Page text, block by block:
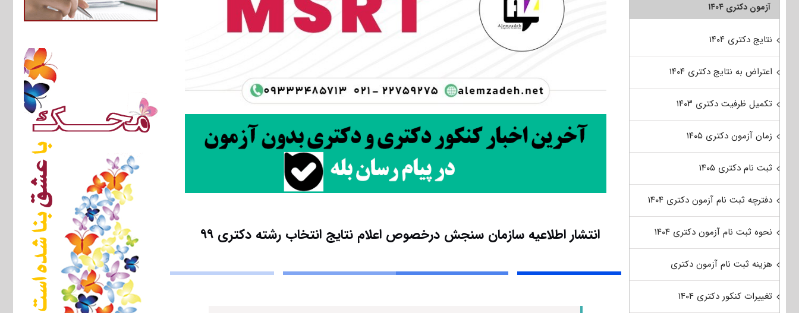
انتشار اطلاعیه سازمان سنجش درخصوص اعلام نتایج انتخاب رشته دکتری ۹۹
آزمون دکتری ۱۴۰۴
نتایج دکتری ۱۴۰۴
اعتراض به نتایج دکتری ۱۴۰۴
تکمیل ظرفیت دکتری ۱۴۰۳
زمان آزمون دکتری ۱۴۰۵
ثبت نام دکتری ۱۴۰۵
دفترچه ثبت نام آزمون دکتری ۱۴۰۴
نحوه ثبت نام آزمون دکتری ۱۴۰۴
هزینه ثبت نام آزمون دکتری
تغییرات کنکور دکتری ۱۴۰۴